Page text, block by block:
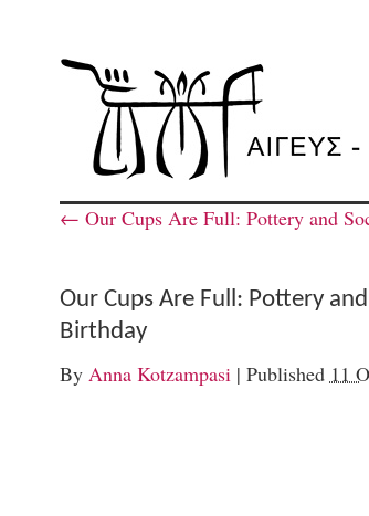
← Our Cups Are Full: Pottery and
Our Cups Are Full: Pottery
Birthday
By Anna Kotzampasi | Published 11